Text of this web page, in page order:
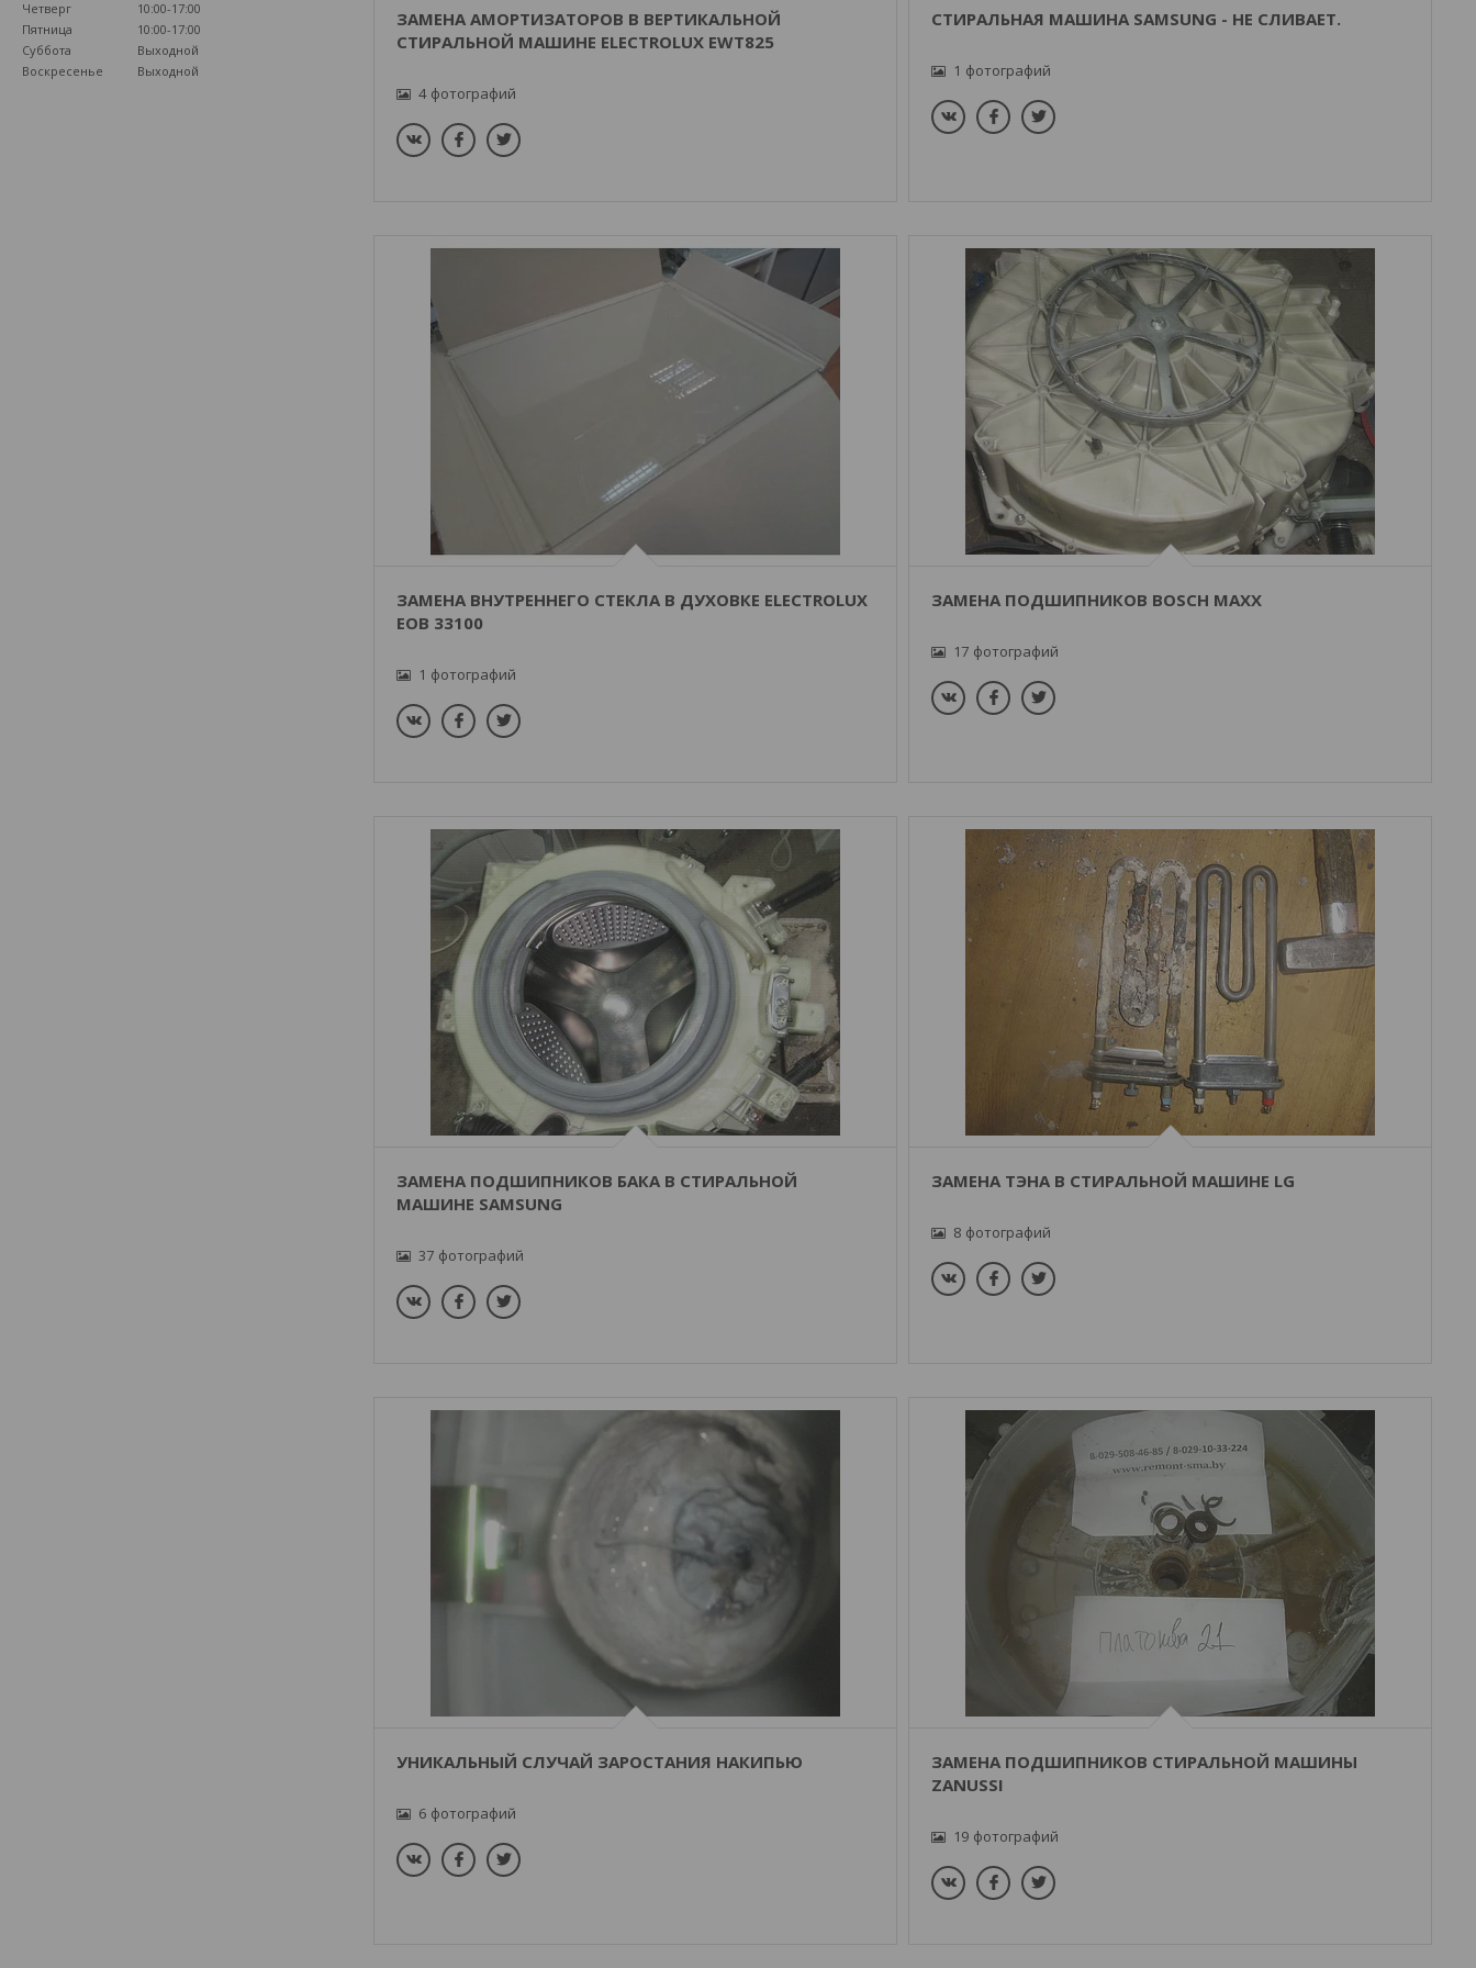
Четверг
10:00-17:00
Пятница
10:00-17:00
Суббота
Выходной
Воскресенье
Выходной
ЗАМЕНА АМОРТИЗАТОРОВ В ВЕРТИКАЛЬНОЙ
СТИРАЛЬНОЙ МАШИНЕ ELECTROLUX EWT825
4
СТИРАЛЬНАЯ МАШИНА SAMSUNG - НЕ СЛИВАЕТ.
1
ЗАМЕНА ВНУТРЕННЕГО СТЕКЛА В ДУХОВКЕ ELECTROLUX
EOB 33100
1
ЗАМЕНА ПОДШИПНИКОВ BOSCH MAXX
17
ЗАМЕНА ПОДШИПНИКОВ БАКА В СТИРАЛЬНОЙ
МАШИНЕ SAMSUNG
37
ЗАМЕНА ТЭНА В СТИРАЛЬНОЙ МАШИНЕ LG
8
УНИКАЛЬНЫЙ СЛУЧАЙ ЗАРОСТАНИЯ НАКИПЬЮ
6
ЗАМЕНА ПОДШИПНИКОВ СТИРАЛЬНОЙ МАШИНЫ
ZANUSSI
19